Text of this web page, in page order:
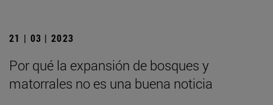
21 | 03 | 2023
Por qué la expansión de bosques y
matorrales no es una buena noticia